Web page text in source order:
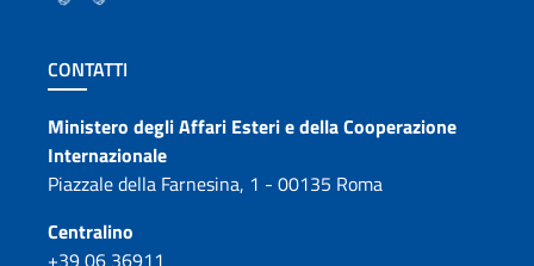
Sezione footer
CONTATTI
Contatti
Ministero degli Affari Esteri e della Cooperazione
Internazionale
Piazzale della Farnesina, 1 - 00135 Roma
Centralino
+39 06 36911